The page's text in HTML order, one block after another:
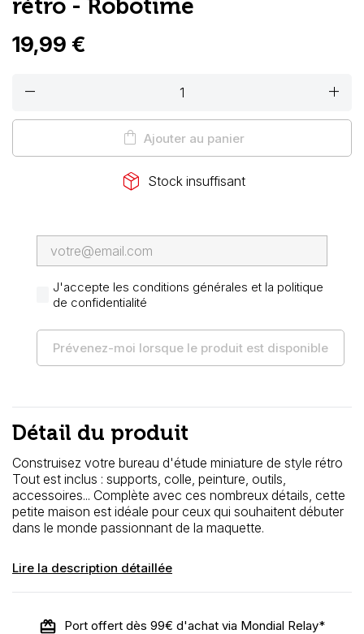
rétro - Robotime
19,99 €
remove add
shopping_bag Ajouter au panier
package_2 Stock insuffisant
J'accepte les conditions générales et la politique
de confidentialité
Prévenez-moi lorsque le produit est disponible
Détail du produit
Construisez votre bureau d'étude miniature de style rétro
Tout est inclus : supports, colle, peinture, outils,
accessoires... Complète avec ces nombreux détails, cette
petite maison est idéale pour ceux qui souhaitent débuter
dans le monde passionnant de la maquette.
Lire la description détaillée
Port offert dès 99€ d'achat via Mondial Relay*